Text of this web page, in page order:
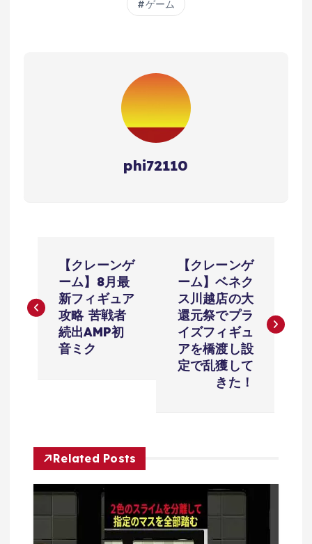
ゲーム
phi72110
ナ
シ
ョ
ン
【クレーンゲ
ーム】8月最
新フィギュア
攻略 苦戦者
続出AMP初
音ミク
【クレーンゲ
ーム】ベネク
ス川越店の大
還元祭でプラ
イズフィギュ
アを橋渡し設
定で乱獲して
きた！
Related Posts